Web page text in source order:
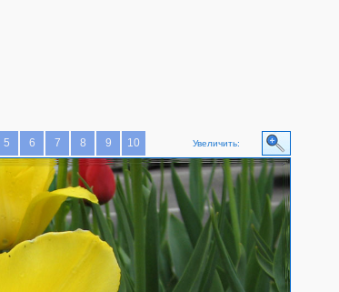
5 6 7 8 9 10 Увеличить: